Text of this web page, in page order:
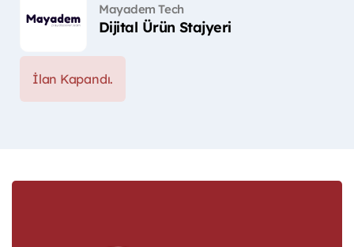
Mayadem Tech
Dijital Ürün Stajyeri
İlan Kapandı.